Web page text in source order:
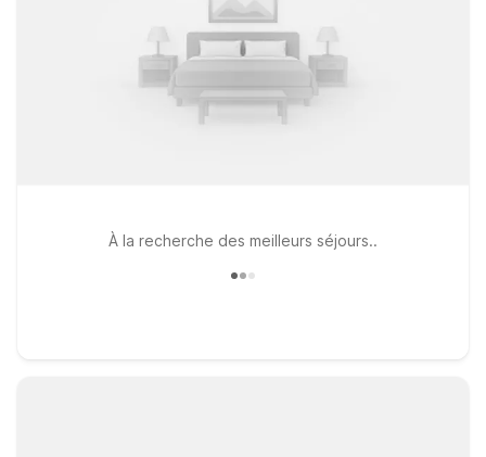
À la recherche des meilleurs séjours..